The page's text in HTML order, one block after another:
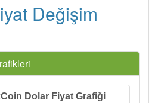
Değişim
Dolar Fiyat Grafiği